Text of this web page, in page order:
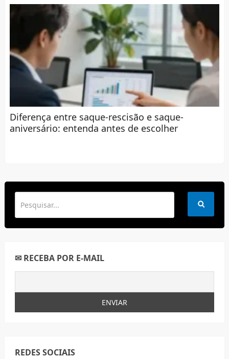
Diferença entre saque-rescisão e saque-
aniversário: entenda antes de escolher
✉ RECEBA POR E-MAIL
REDES SOCIAIS